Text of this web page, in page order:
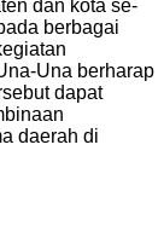
dan kota se-
berbagai
Una berharap
dapat
daerah di